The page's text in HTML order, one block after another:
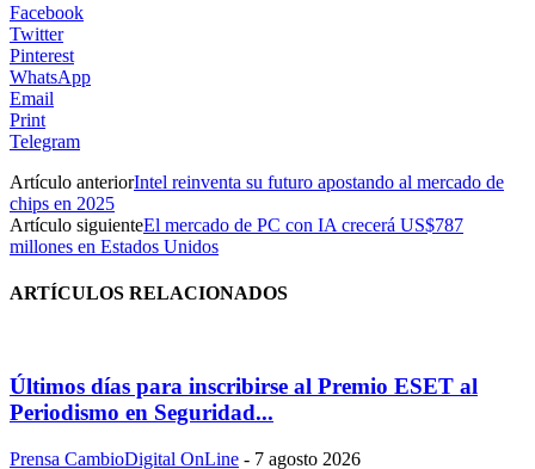
Facebook
Twitter
Pinterest
WhatsApp
Email
Print
Telegram
Artículo anteriorIntel reinventa su futuro apostando al mercado de
chips en 2025
Artículo siguienteEl mercado de PC con IA crecerá US$787
millones en Estados Unidos
ARTÍCULOS RELACIONADOS
Últimos días para inscribirse al Premio ESET al
Periodismo en Seguridad...
Prensa CambioDigital OnLine - 7 agosto 2026